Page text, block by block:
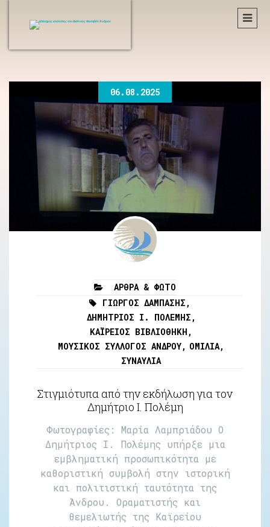
06.08.2025
ΆΡΘΡΑ & ΦΩΤΌ
ΓΙΏΡΓΟΣ ΔΆΜΠΑΣΗΣ ,
ΔΗΜΉΤΡΙΟΣ Ι. ΠΟΛΈΜΗΣ ,
ΚΑΪ́ΡΕΙΟΣ ΒΙΒΛΙΟΘΉΚΗ ,
ΜΟΥΣΙΚΌΣ ΣΎΛΛΟΓΟΣ ΆΝΔΡΟΥ, ΟΜΙΛΊΑ,
ΣΥΝΑΥΛΊΑ
Στιγμιότυπα από την εκδήλωση για τον
Δημήτριο Ι. Πολέμη
Φωτογραφίες: Μαρία Λαμπριάδου Ο
Δημήτριος Ι. Πολέμης υπήρξε μια
εμβληματική προσωπικότητα με
καθοριστική συμβολή στην ιστορική
και πολιτιστική ταυτότητα της
Άνδρου. Οραματιστής και
θεμελιωτής της Καϊρείου